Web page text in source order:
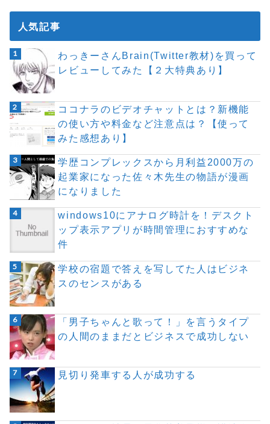
人気記事
わっきーさんBrain(Twitter教材)を買って
レビューしてみた【２大特典あり】
ココナラのビデオチャットとは？新機能
の使い方や料金など注意点は？【使って
みた感想あり】
学歴コンプレックスから月利益2000万の
起業家になった佐々木先生の物語が漫画
になりました
windows10にアナログ時計を！デスクト
ップ表示アプリが時間管理におすすめな
件
学校の宿題で答えを写してた人はビジネ
スのセンスがある
「男子ちゃんと歌って！」を言うタイプ
の人間のままだとビジネスで成功しない
見切り発車する人が成功する